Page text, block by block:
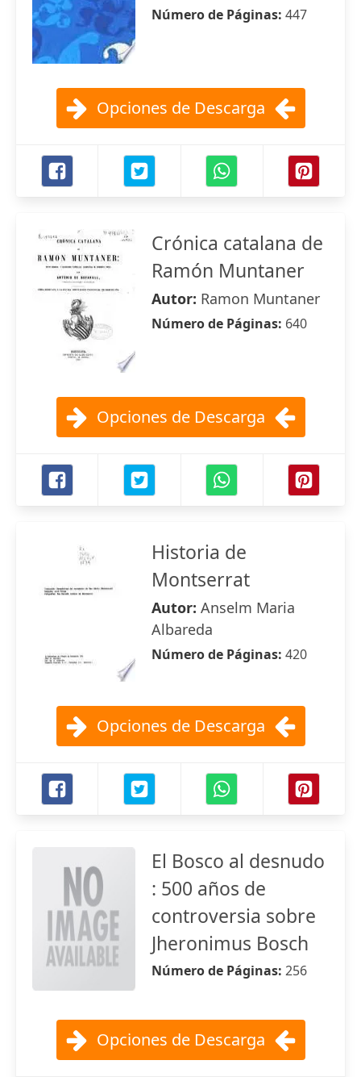
Número de Páginas: 447
Opciones de Descarga
Crónica catalana de
Ramón Muntaner
Autor: Ramon Muntaner
Número de Páginas: 640
Opciones de Descarga
Historia de
Montserrat
Autor: Anselm Maria
Albareda
Número de Páginas: 420
Opciones de Descarga
El Bosco al desnudo
: 500 años de
controversia sobre
Jheronimus Bosch
Número de Páginas: 256
Opciones de Descarga